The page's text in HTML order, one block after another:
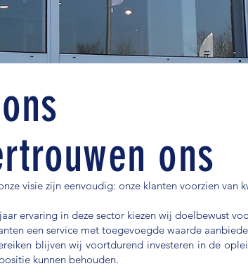
ons
visie zijn eenvoudig: onze klanten voorzien
ervaring in deze sector kiezen wij doelbewust
een service met toegevoegde waarde
blijven wij voortdurend investeren in de
kunnen behouden.